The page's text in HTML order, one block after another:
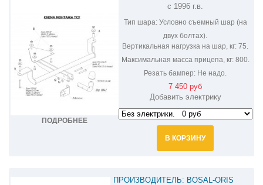
ПОДРОБНЕЕ
1228-AN
с 1996 г.в.
Тип шара:Условно съемный шар (на
двух болтах).
Вертикальная нагрузка на шар, кг: 75.
Максимальная масса прицепа, кг:800.
Резать бампер: Не надо.
7 450 руб
Добавить электрику
В КОРЗИНУ
ПРОИЗВОДИТЕЛЬ: BOSAL-ORIS